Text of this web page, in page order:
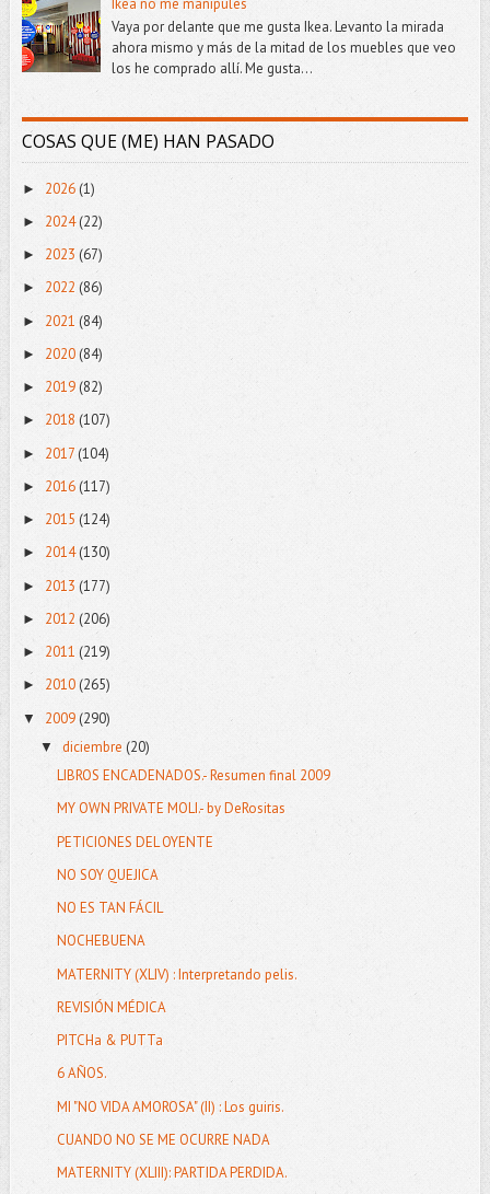
Vaya por delante que me gusta Ikea. Levanto la mirada
ahora mismo y más de la mitad de los muebles que veo
los he comprado allí. Me gusta...
COSAS QUE (ME) HAN PASADO
► 2026 (1)
► 2024(22)
► 2023 (67)
► 2022 (86)
► 2021 (84)
► 2020(84)
► 2019(82)
► 2018 (107)
► 2017(104)
► 2016(117)
► 2015 (124)
► 2014(130)
► 2013 (177)
► 2012 (206)
► 2011 (219)
► 2010 (265)
▼ 2009(290)
▼ diciembre (20)
LIBROS ENCADENADOS.- Resumen final 2009
MY OWN PRIVATE MOLI.- by DeRositas
PETICIONES DEL OYENTE
NO SOY QUEJICA
NO ES TAN FÁCIL
NOCHEBUENA
MATERNITY (XLIV) : Interpretando pelis.
REVISIÓN MÉDICA
PITCHa & PUTTa
6 AÑOS.
MI "NO VIDA AMOROSA" (II) : Los guiris.
CUANDO NO SE ME OCURRE NADA
MATERNITY (XLIII): PARTIDA PERDIDA.